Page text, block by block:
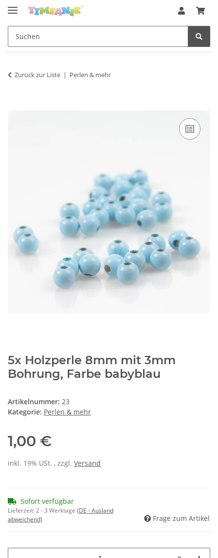
Zurück zur Liste Perlen & mehr
5x Holzperle 8mm mit 3mm
Bohrung, Farbe babyblau
Artikelnummer: 23
Kategorie: Perlen & mehr
1,00 €
inkl. 19% USt. , zzgl. Versand
Sofort verfügbar
Lieferzeit:2 - 3 Werktage (DE - Ausland
abweichend)
Frage zum Artikel